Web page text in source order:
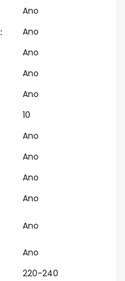
Ano
:
Ano
Ano
Ano
Ano
10
Ano
Ano
Ano
Ano
Ano
Ano
220-240